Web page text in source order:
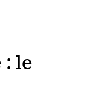
le